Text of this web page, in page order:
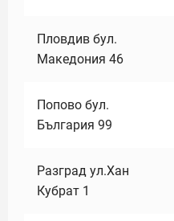
Пловдив бул.
Македония 46
Попово бул.
България 99
Разград ул.Хан
Кубрат 1